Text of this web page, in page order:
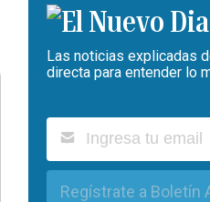
Las noticias explicadas
directa para entender lo
Regístrate a Boletín